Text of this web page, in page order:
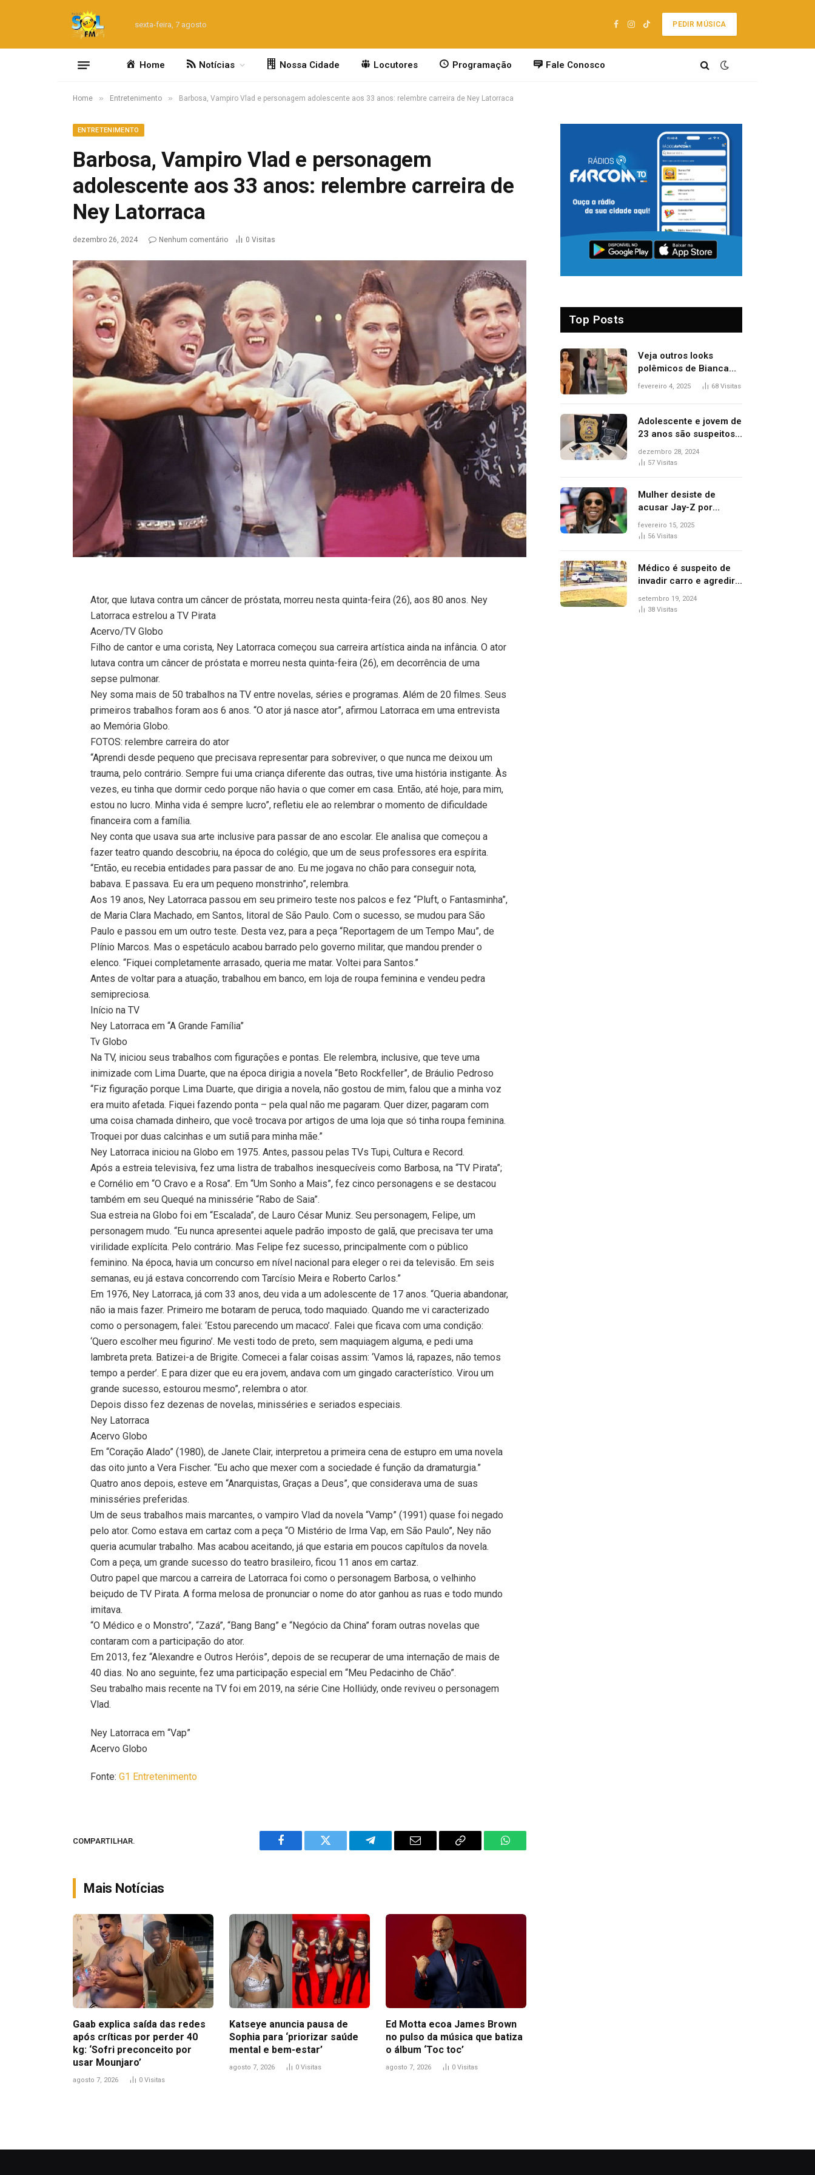
sexta-feira, 7 agosto
Facebook
Instagram
TikTok
PEDIR MÚSICA
Home Notícias Nossa Cidade Locutores Programação Fale Conosco
Home » Entretenimento » Barbosa, Vampiro Vlad e personagem adolescente aos 33 anos: relembre carreira de Ney Latorraca
ENTRETENIMENTO
Barbosa, Vampiro Vlad e personagem
adolescente aos 33 anos: relembre carreira de
Ney Latorraca
dezembro 26, 2024 Nenhum comentário 0 Visitas
Ator, que lutava contra um câncer de próstata, morreu nesta quinta-feira (26), aos 80 anos. Ney
Latorraca estrelou a TV Pirata
Acervo/TV Globo
Filho de cantor e uma corista, Ney Latorraca começou sua carreira artística ainda na infância. O ator
lutava contra um câncer de próstata e morreu nesta quinta-feira (26), em decorrência de uma
sepse pulmonar.
Ney soma mais de 50 trabalhos na TV entre novelas, séries e programas. Além de 20 filmes. Seus
primeiros trabalhos foram aos 6 anos. “O ator já nasce ator”, afirmou Latorraca em uma entrevista
ao Memória Globo.
FOTOS: relembre carreira do ator
“Aprendi desde pequeno que precisava representar para sobreviver, o que nunca me deixou um
trauma, pelo contrário. Sempre fui uma criança diferente das outras, tive uma história instigante. Às
vezes, eu tinha que dormir cedo porque não havia o que comer em casa. Então, até hoje, para mim,
estou no lucro. Minha vida é sempre lucro”, refletiu ele ao relembrar o momento de dificuldade
financeira com a família.
Ney conta que usava sua arte inclusive para passar de ano escolar. Ele analisa que começou a
fazer teatro quando descobriu, na época do colégio, que um de seus professores era espírita.
“Então, eu recebia entidades para passar de ano. Eu me jogava no chão para conseguir nota,
babava. E passava. Eu era um pequeno monstrinho”, relembra.
Aos 19 anos, Ney Latorraca passou em seu primeiro teste nos palcos e fez “Pluft, o Fantasminha”,
de Maria Clara Machado, em Santos, litoral de São Paulo. Com o sucesso, se mudou para São
Paulo e passou em um outro teste. Desta vez, para a peça “Reportagem de um Tempo Mau”, de
Plínio Marcos. Mas o espetáculo acabou barrado pelo governo militar, que mandou prender o
elenco. “Fiquei completamente arrasado, queria me matar. Voltei para Santos.”
Antes de voltar para a atuação, trabalhou em banco, em loja de roupa feminina e vendeu pedra
semipreciosa.
Início na TV
Ney Latorraca em “A Grande Família”
Tv Globo
Na TV, iniciou seus trabalhos com figurações e pontas. Ele relembra, inclusive, que teve uma
inimizade com Lima Duarte, que na época dirigia a novela “Beto Rockfeller”, de Bráulio Pedroso
“Fiz figuração porque Lima Duarte, que dirigia a novela, não gostou de mim, falou que a minha voz
era muito afetada. Fiquei fazendo ponta – pela qual não me pagaram. Quer dizer, pagaram com
uma coisa chamada dinheiro, que você trocava por artigos de uma loja que só tinha roupa feminina.
Troquei por duas calcinhas e um sutiã para minha mãe.”
Ney Latorraca iniciou na Globo em 1975. Antes, passou pelas TVs Tupi, Cultura e Record.
Após a estreia televisiva, fez uma listra de trabalhos inesquecíveis como Barbosa, na “TV Pirata”;
e Cornélio em “O Cravo e a Rosa”. Em “Um Sonho a Mais”, fez cinco personagens e se destacou
também em seu Quequé na minissérie “Rabo de Saia”.
Sua estreia na Globo foi em “Escalada”, de Lauro César Muniz. Seu personagem, Felipe, um
personagem mudo. “Eu nunca apresentei aquele padrão imposto de galã, que precisava ter uma
virilidade explícita. Pelo contrário. Mas Felipe fez sucesso, principalmente com o público
feminino. Na época, havia um concurso em nível nacional para eleger o rei da televisão. Em seis
semanas, eu já estava concorrendo com Tarcísio Meira e Roberto Carlos.”
Em 1976, Ney Latorraca, já com 33 anos, deu vida a um adolescente de 17 anos. “Queria abandonar,
não ia mais fazer. Primeiro me botaram de peruca, todo maquiado. Quando me vi caracterizado
como o personagem, falei: ‘Estou parecendo um macaco’. Falei que ficava com uma condição:
‘Quero escolher meu figurino’. Me vesti todo de preto, sem maquiagem alguma, e pedi uma
lambreta preta. Batizei-a de Brigite. Comecei a falar coisas assim: ‘Vamos lá, rapazes, não temos
tempo a perder’. E para dizer que eu era jovem, andava com um gingado característico. Virou um
grande sucesso, estourou mesmo”, relembra o ator.
Depois disso fez dezenas de novelas, minisséries e seriados especiais.
Ney Latorraca
Acervo Globo
Em “Coração Alado” (1980), de Janete Clair, interpretou a primeira cena de estupro em uma novela
das oito junto a Vera Fischer. “Eu acho que mexer com a sociedade é função da dramaturgia.”
Quatro anos depois, esteve em “Anarquistas, Graças a Deus”, que considerava uma de suas
minisséries preferidas.
Um de seus trabalhos mais marcantes, o vampiro Vlad da novela “Vamp” (1991) quase foi negado
pelo ator. Como estava em cartaz com a peça “O Mistério de Irma Vap, em São Paulo”, Ney não
queria acumular trabalho. Mas acabou aceitando, já que estaria em poucos capítulos da novela.
Com a peça, um grande sucesso do teatro brasileiro, ficou 11 anos em cartaz.
Outro papel que marcou a carreira de Latorraca foi como o personagem Barbosa, o velhinho
beiçudo de TV Pirata. A forma melosa de pronunciar o nome do ator ganhou as ruas e todo mundo
imitava.
“O Médico e o Monstro”, “Zazá”, “Bang Bang” e “Negócio da China” foram outras novelas que
contaram com a participação do ator.
Em 2013, fez “Alexandre e Outros Heróis”, depois de se recuperar de uma internação de mais de
40 dias. No ano seguinte, fez uma participação especial em “Meu Pedacinho de Chão”.
Seu trabalho mais recente na TV foi em 2019, na série Cine Holliúdy, onde reviveu o personagem
Vlad.
Ney Latorraca em “Vap”
Acervo Globo
Fonte:G1 Entretenimento
COMPARTILHAR.
Facebook Twitter Telegram Email
Copy
WhatsApp
Mais Notícias
Gaab explica saída das redes
após críticas por perder 40
kg: ‘Sofri preconceito por
usar Mounjaro’
agosto 7, 2026 0 Visitas
Katseye anuncia pausa de
Sophia para ‘priorizar saúde
mental e bem-estar’
agosto 7, 2026 0 Visitas
Ed Motta ecoa James Brown
no pulso da música que batiza
o álbum ‘Toc toc’
agosto 7, 2026 0 Visitas
Top Posts
Veja outros looks
polêmicos de Bianca
Censori, esposa de
Grammy 2025
fevereiro 4, 2025 68 Visitas
Adolescente e jovem de
23 anos são suspeitos
de vender drogas
próximo de delegacia e
dezembro 28, 2024
57 Visitas
Mulher desiste de
acusar Jay-Z por
estupro, diz revista
fevereiro 15, 2025
56 Visitas
Médico é suspeito de
invadir carro e agredir
delegado aposentado
durante confusão no
setembro 19, 2024
38 Visitas